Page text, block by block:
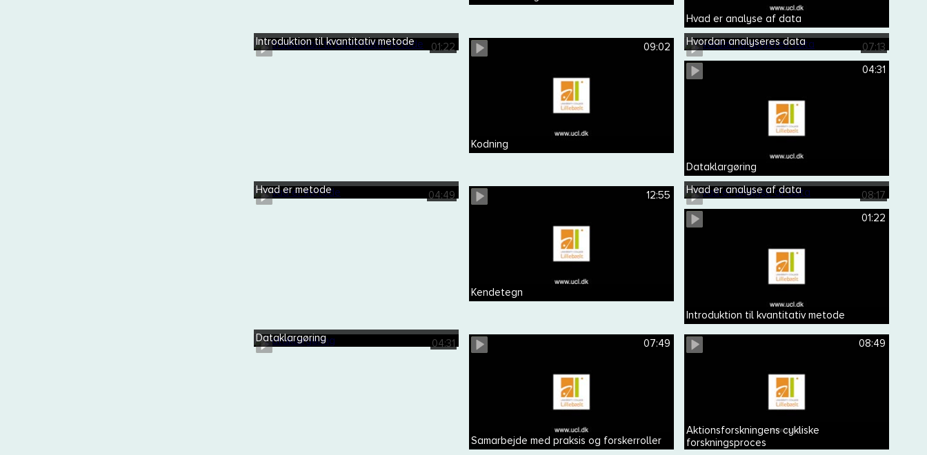
Hvad er analyse af data
01:22
Introduktion til kvantitativ metode 09:02
Kodning
07:13
Hvordan analyseres data
04:31
Dataklargøring
04:49
Hvad er metode 12:55
Kendetegn
08:17
Hvad er analyse af data
01:22
Introduktion til kvantitativ metode
04:31
Dataklargøring 07:49
Samarbejde med praksis og forskerroller
08:49
Aktionsforskningens cykliske
forskningsproces